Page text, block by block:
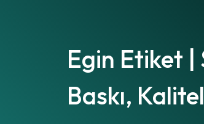
Egin Etiket |
Baskı,